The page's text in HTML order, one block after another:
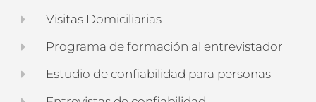
Visitas Domiciliarias
Programa de formación al entrevistador
Estudio de confiabilidad para personas